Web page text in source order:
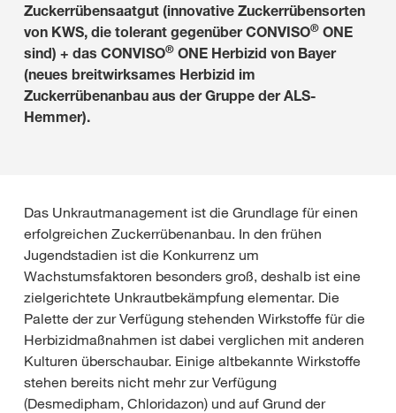
Zuckerrübensaatgut (innovative Zuckerrübensorten
von KWS, die tolerant gegenüber CONVISO® ONE
sind) + das CONVISO® ONE Herbizid von Bayer
(neues breitwirksames Herbizid im
Zuckerrübenanbau aus der Gruppe der ALS-
Hemmer).
Das Unkrautmanagement ist die Grundlage für einen
erfolgreichen Zuckerrübenanbau. In den frühen
Jugendstadien ist die Konkurrenz um
Wachstumsfaktoren besonders groß, deshalb ist eine
zielgerichtete Unkrautbekämpfung elementar. Die
Palette der zur Verfügung stehenden Wirkstoffe für die
Herbizidmaßnahmen ist dabei verglichen mit anderen
Kulturen überschaubar. Einige altbekannte Wirkstoffe
stehen bereits nicht mehr zur Verfügung
(Desmedipham, Chloridazon) und auf Grund der